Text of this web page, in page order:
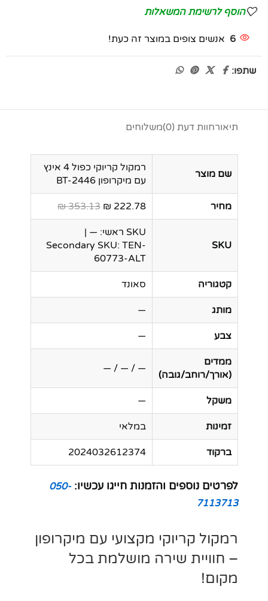
הוסף לרשימת המשאלות
6 אנשים צופים במוצר זה כעת!
שתפו:
תיאורחוות דעת (0) משלוחים
שם מוצר
רמקול קריוקי כפול 4 אינץ
עם מיקרופון BT-2446
מחיר 222.78 ₪
353.13 ₪
SKU
SKU ראשי: — |
Secondary SKU: TEN-
60773-ALT
קטגוריה סאונד
מותג —
צבע —
ממדים
(אורך/רוחב/גובה)
— / — / —
משקל —
זמינות במלאי
ברקוד 2024032612374
לפרטים נוספים והזמנות חייגו עכשיו: 050-
7113713
רמקול קריוקי מקצועי עם מיקרופון
– חוויית שירה מושלמת בכל
מקום!